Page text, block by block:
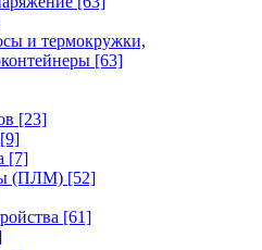
и термокружки,
[63]
[23]
[9]
[7]
(ПЛМ) [52]
[61]